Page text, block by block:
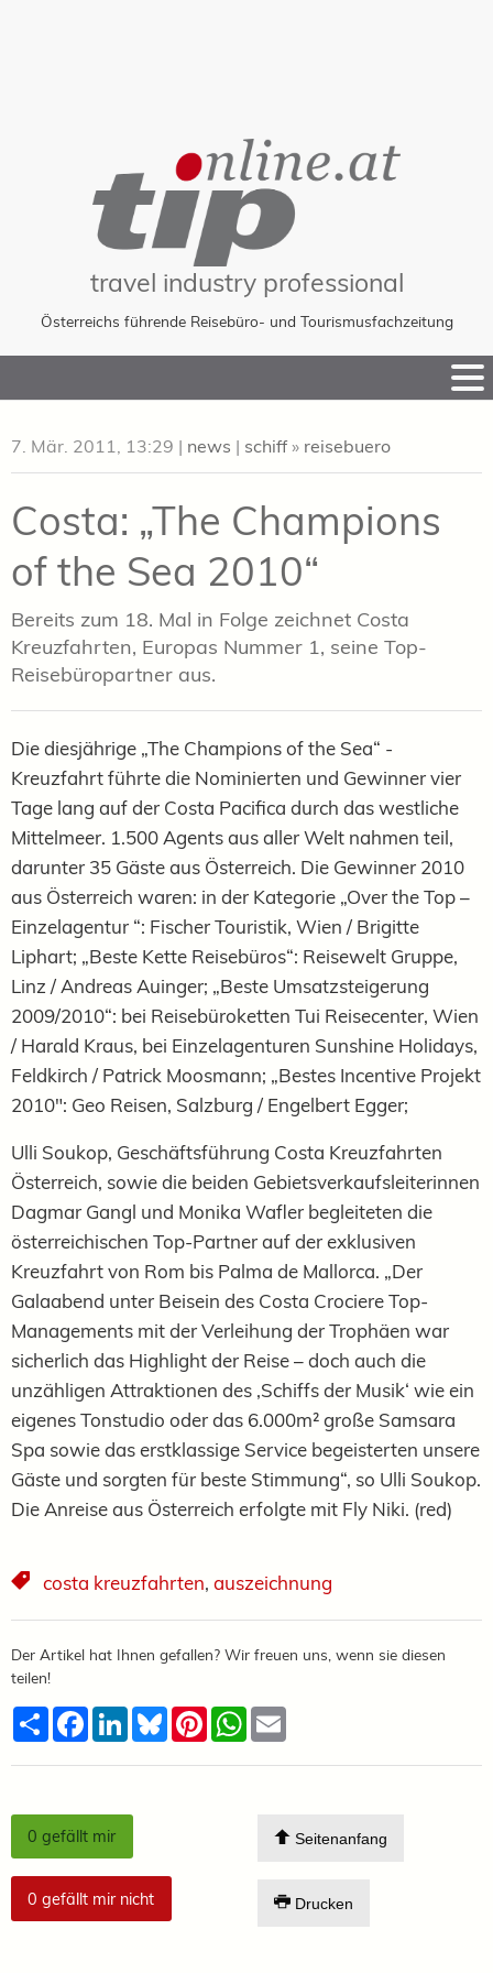
travel industry professional
Österreichs führende Reisebüro- und Tourismusfachzeitung
to
7. Mär. 2011, 13:29 | news | schiff » reisebuero
Costa: „The Champions
of the Sea 2010“
Bereits zum 18. Mal in Folge zeichnet Costa
Kreuzfahrten, Europas Nummer 1, seine Top-
Reisebüropartner aus.
Die diesjährige „The Champions of the Sea“ -
Kreuzfahrt führte die Nominierten und Gewinner vier
Tage lang auf der Costa Pacifica durch das westliche
Mittelmeer. 1.500 Agents aus aller Welt nahmen teil,
darunter 35 Gäste aus Österreich. Die Gewinner 2010
aus Österreich waren: in der Kategorie „Over the Top –
Einzelagentur “: Fischer Touristik, Wien / Brigitte
Liphart; „Beste Kette Reisebüros“: Reisewelt Gruppe,
Linz / Andreas Auinger; „Beste Umsatzsteigerung
2009/2010“: bei Reisebüroketten Tui Reisecenter, Wien
/ Harald Kraus, bei Einzelagenturen Sunshine Holidays,
Feldkirch / Patrick Moosmann; „Bestes Incentive Projekt
2010": Geo Reisen, Salzburg / Engelbert Egger;
Ulli Soukop, Geschäftsführung Costa Kreuzfahrten
Österreich, sowie die beiden Gebietsverkaufsleiterinnen
Dagmar Gangl und Monika Wafler begleiteten die
österreichischen Top-Partner auf der exklusiven
Kreuzfahrt von Rom bis Palma de Mallorca. „Der
Galaabend unter Beisein des Costa Crociere Top-
Managements mit der Verleihung der Trophäen war
sicherlich das Highlight der Reise – doch auch die
unzähligen Attraktionen des ‚Schiffs der Musik‘ wie ein
eigenes Tonstudio oder das 6.000m² große Samsara
Spa sowie das erstklassige Service begeisterten unsere
Gäste und sorgten für beste Stimmung“, so Ulli Soukop.
Die Anreise aus Österreich erfolgte mit Fly Niki. (red)
costa kreuzfahrten, auszeichnung
Der Artikel hat Ihnen gefallen? Wir freuen uns, wenn sie diesen
teilen!
TeilenFacebook
LinkedInBlueskyPinterestWhatsApp
0 gefällt mir
0 gefällt mir nicht
Seitenanfang
Drucken